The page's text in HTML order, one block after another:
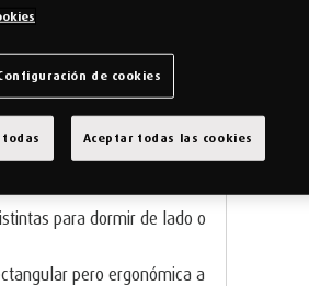
Boca arriba
Symphony Almohada
perfecto para nuestros
para dormir de lado o
pero ergonómica a
de cookies
todas Aceptar todas las cookies